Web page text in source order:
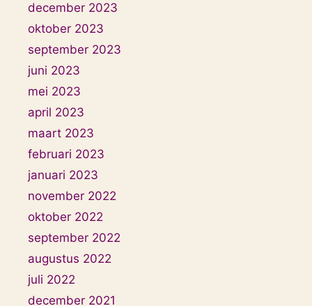
december 2023
oktober 2023
september 2023
juni 2023
mei 2023
april 2023
maart 2023
februari 2023
januari 2023
november 2022
oktober 2022
september 2022
augustus 2022
juli 2022
december 2021